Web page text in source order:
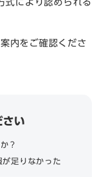
式により認められる
内をご確認くださ
さい
？
が足りなかった